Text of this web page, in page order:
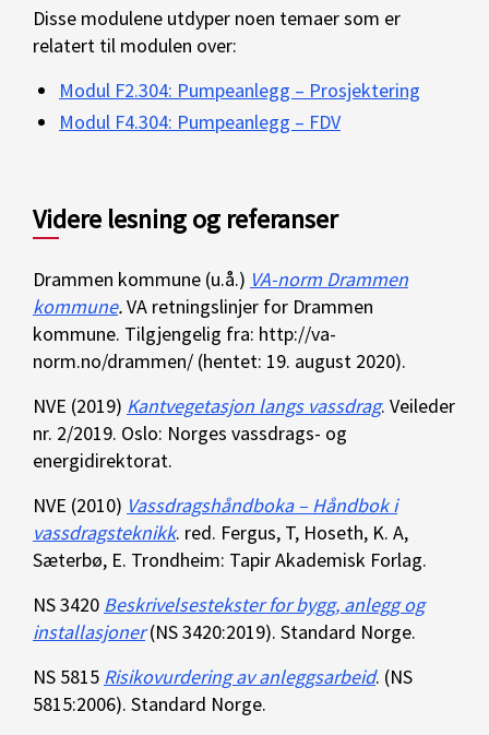
Disse modulene utdyper noen temaer som er
relatert til modulen over:
Modul F2.304: Pumpeanlegg – Prosjektering
Modul F4.304: Pumpeanlegg – FDV
Videre lesning og referanser
Drammen kommune (u.å.) VA-norm Drammen
kommune.VA retningslinjer for Drammen
kommune. Tilgjengelig fra: http://va-
norm.no/drammen/ (hentet: 19. august 2020).
NVE (2019) Kantvegetasjon langs vassdrag. Veileder
nr. 2/2019. Oslo: Norges vassdrags- og
energidirektorat.
NVE (2010) Vassdragshåndboka – Håndbok i
vassdragsteknikk. red. Fergus, T, Hoseth, K. A,
Sæterbø, E. Trondheim: Tapir Akademisk Forlag.
NS 3420 Beskrivelsestekster for bygg, anlegg og
installasjoner(NS 3420:2019). Standard Norge.
NS 5815 Risikovurdering av anleggsarbeid. (NS
5815:2006). Standard Norge.